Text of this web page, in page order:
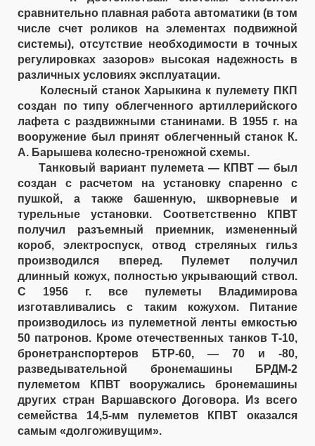
сравнительно плавная работа автоматики (в том
числе счет роликов на элементах подвижной
системы), отсутствие необходимости в точных
регулировках зазоров» высокая надежность в
различных условиях эксплуатации.
Колесный станок Харыкина к пулемету ПКП
создан по типу облегченного артиллерийского
лафета с раздвижными станинами. В 1955 г. на
вооружение был принят облегченный станок К.
А. Барышева колесно-треножной схемы.
Танковый вариант пулемета — КПВТ — был
создан с расчетом на установку спаренно с
пушкой, а также башенную, шкворневые и
турельные установки. Соответственно КПВТ
получил разъемный приемник, измененный
короб, электроспуск, отвод стреляных гильз
производился вперед. Пулемет получил
длинный кожух, полностью укрывающий ствол.
С 1956 г. все пулеметы Владимирова
изготавливались с таким кожухом. Питание
производилось из пулеметной ленты емкостью
50 патронов. Кроме отечественных танков Т-10,
бронетранспортеров БТР-60, — 70 и -80,
разведывательной бронемашины БРДМ-2
пулеметом КПВТ вооружались бронемашины
других стран Варшавского Договора. Из всего
семейства 14,5-мм пулеметов КПВТ оказался
самым «долгоживущим».